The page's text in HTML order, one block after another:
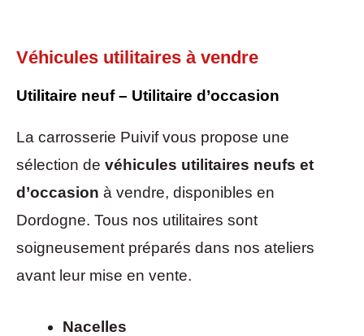
Véhicules utilitaires à vendre
Utilitaire neuf – Utilitaire d’occasion
La carrosserie Puivif vous propose une
sélection de véhicules utilitaires neufs et
d’occasion à vendre, disponibles en
Dordogne. Tous nos utilitaires sont
soigneusement préparés dans nos ateliers
avant leur mise en vente.
Nacelles